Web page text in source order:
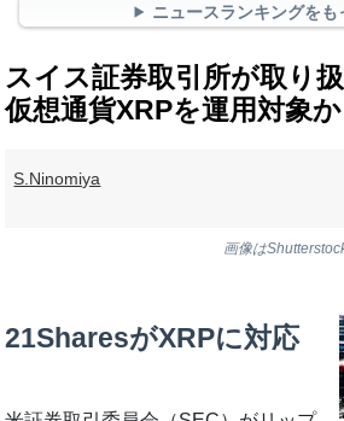
ニュースランキングをも
スイス証券取引所が取り扱
仮想通貨XRPを運用対象
S.Ninomiya
画像は
21SharesがXRPに対応